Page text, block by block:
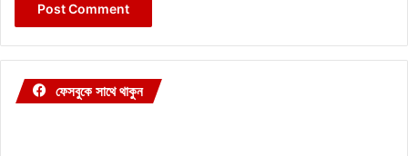
ফেসবুকে সাথে থাকুন